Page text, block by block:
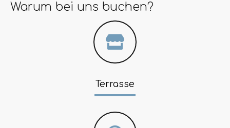
Warum bei uns buchen?
Terrasse